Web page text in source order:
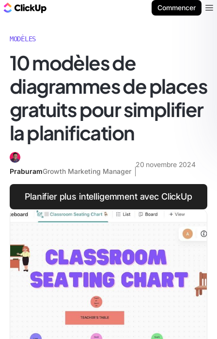
Commencer
MODÈLES
10 modèles de
diagrammes de places
gratuits pour simplifier
la planification
PraburamGrowth Marketing Manager
20 novembre 2024
Planifier plus intelligemment avec ClickUp